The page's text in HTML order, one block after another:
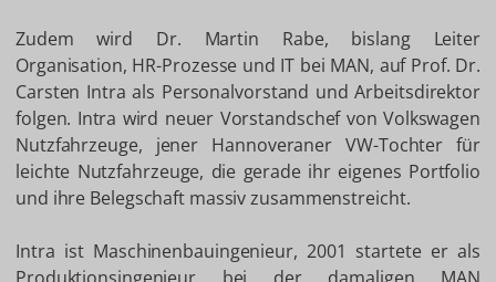
Zudem wird Dr. Martin Rabe, bislang Leiter
Organisation, HR-Prozesse und IT bei MAN, auf Prof. Dr.
Carsten Intra als Personalvorstand und Arbeitsdirektor
folgen. Intra wird neuer Vorstandschef von Volkswagen
Nutzfahrzeuge, jener Hannoveraner VW-Tochter für
leichte Nutzfahrzeuge, die gerade ihr eigenes Portfolio
und ihre Belegschaft massiv zusammenstreicht.
Intra ist Maschinenbauingenieur, 2001 startete er als